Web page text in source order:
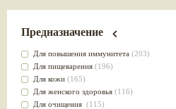
Предназначение
Для повышения иммунитета (203)
Для пищеварения (196)
Для кожи (165)
Для женского здоровья (116)
Для очищения (115)